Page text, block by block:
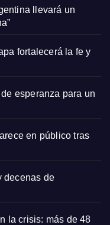
llevará un
fortalecerá la fe y
esperanza para un
en público tras
decenas de
la crisis: más de 48